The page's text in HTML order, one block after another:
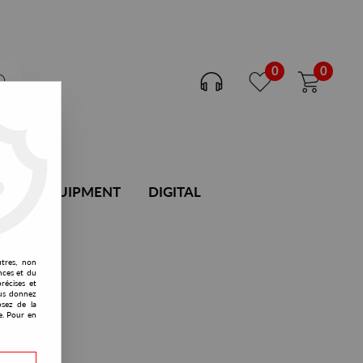
0 0
DJ EQUIPMENT DIGITAL
non
et du
et
donnez
de la
Pour en